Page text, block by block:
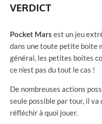
VERDICT
Pocket Mars est un jeu
dans une toute petite boite
général, les petites boites
ce n’est pas du tout le cas !
De nombreuses actions
seule possible par tour, il
réfléchir à quoi jouer.